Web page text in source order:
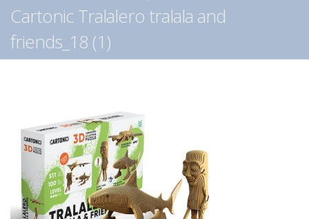
Cartonic Tralalero tralala and
friends_18 (1)